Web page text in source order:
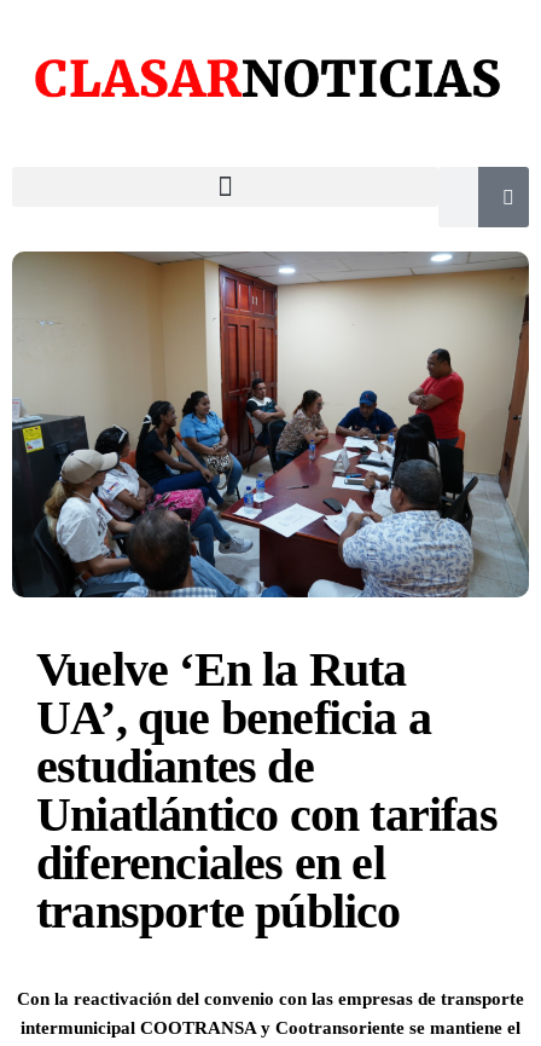
Vuelve ‘En la Ruta
UA’, que beneficia a
estudiantes de
Uniatlántico con tarifas
diferenciales en el
transporte público
Con la reactivación del convenio con las empresas de transporte
intermunicipal COOTRANSA y Cootransoriente se mantiene el